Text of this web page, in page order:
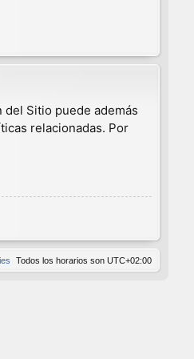
Sitio puede además
relacionadas. Por
Todos los horarios son UTC+02:00